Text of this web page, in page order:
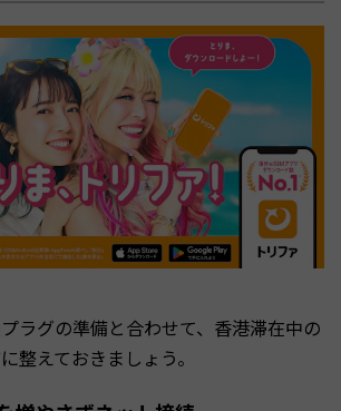
ラグの準備と合わせて、香港滞在中の
整えておきましょう。